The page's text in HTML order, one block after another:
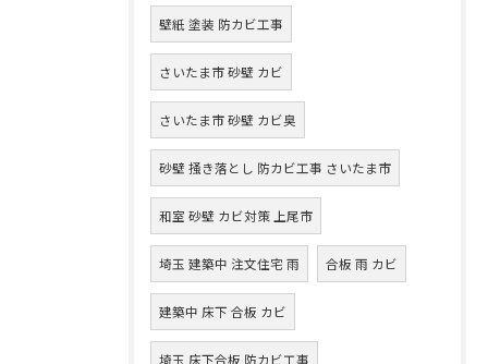
壁紙 塗装 防カビ工事
さいたま市 砂壁 カビ
さいたま市 砂壁 カビ臭
砂壁 掻き落とし 防カビ工事 さいたま市
和室 砂壁 カビ対策 上尾市
埼玉 建築中 注文住宅 雨 合板 雨 カビ
建築中 床下 合板 カビ
埼玉 床下合板 防カビ工事